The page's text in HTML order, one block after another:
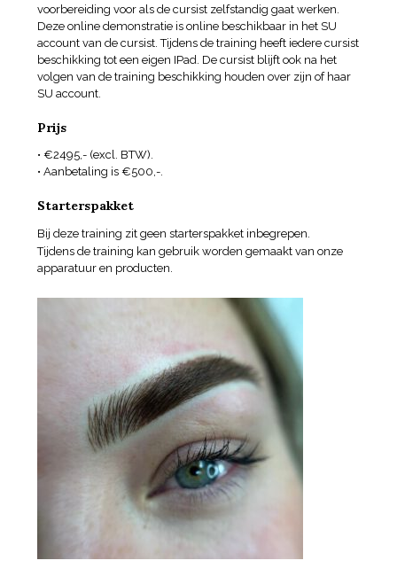
voorbereiding voor als de cursist zelfstandig gaat werken.
Deze online demonstratie is online beschikbaar in het SU
account van de cursist. Tijdens de training heeft iedere cursist
beschikking tot een eigen IPad. De cursist blijft ook na het
volgen van de training beschikking houden over zijn of haar
SU account.
Prijs
• €2495,- (excl. BTW).
• Aanbetaling is €500,-.
Starterspakket
Bij deze training zit geen starterspakket inbegrepen.
Tijdens de training kan gebruik worden gemaakt van onze
apparatuur en producten.